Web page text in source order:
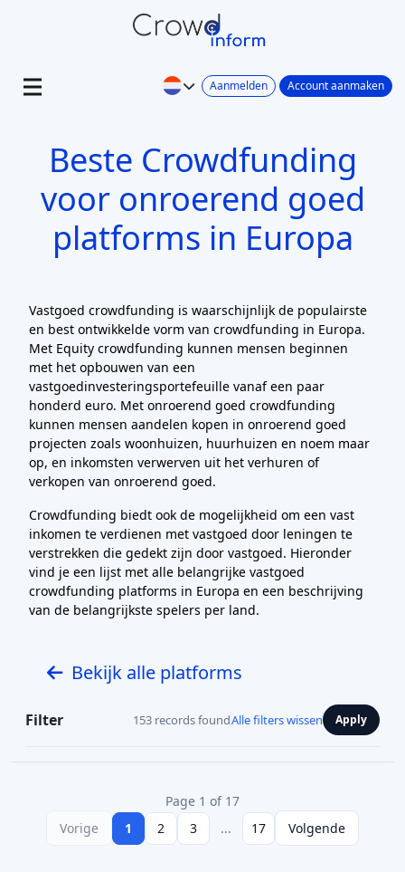
Aanmelden Account aanmaken
Beste Crowdfunding
voor onroerend goed
platforms in Europa
Vastgoed crowdfunding is waarschijnlijk de populairste
en best ontwikkelde vorm van crowdfunding in Europa.
Met Equity crowdfunding kunnen mensen beginnen
met het opbouwen van een
vastgoedinvesteringsportefeuille vanaf een paar
honderd euro. Met onroerend goed crowdfunding
kunnen mensen aandelen kopen in onroerend goed
projecten zoals woonhuizen, huurhuizen en noem maar
op, en inkomsten verwerven uit het verhuren of
verkopen van onroerend goed.
Crowdfunding biedt ook de mogelijkheid om een vast
inkomen te verdienen met vastgoed door leningen te
verstrekken die gedekt zijn door vastgoed. Hieronder
vind je een lijst met alle belangrijke vastgoed
crowdfunding platforms in Europa en een beschrijving
van de belangrijkste spelers per land.
Bekijk alle platforms
Filter 153 records foundAlle filters wissen Apply
Page 1 of 17
Vorige
1 2 3 ... 17 Volgende